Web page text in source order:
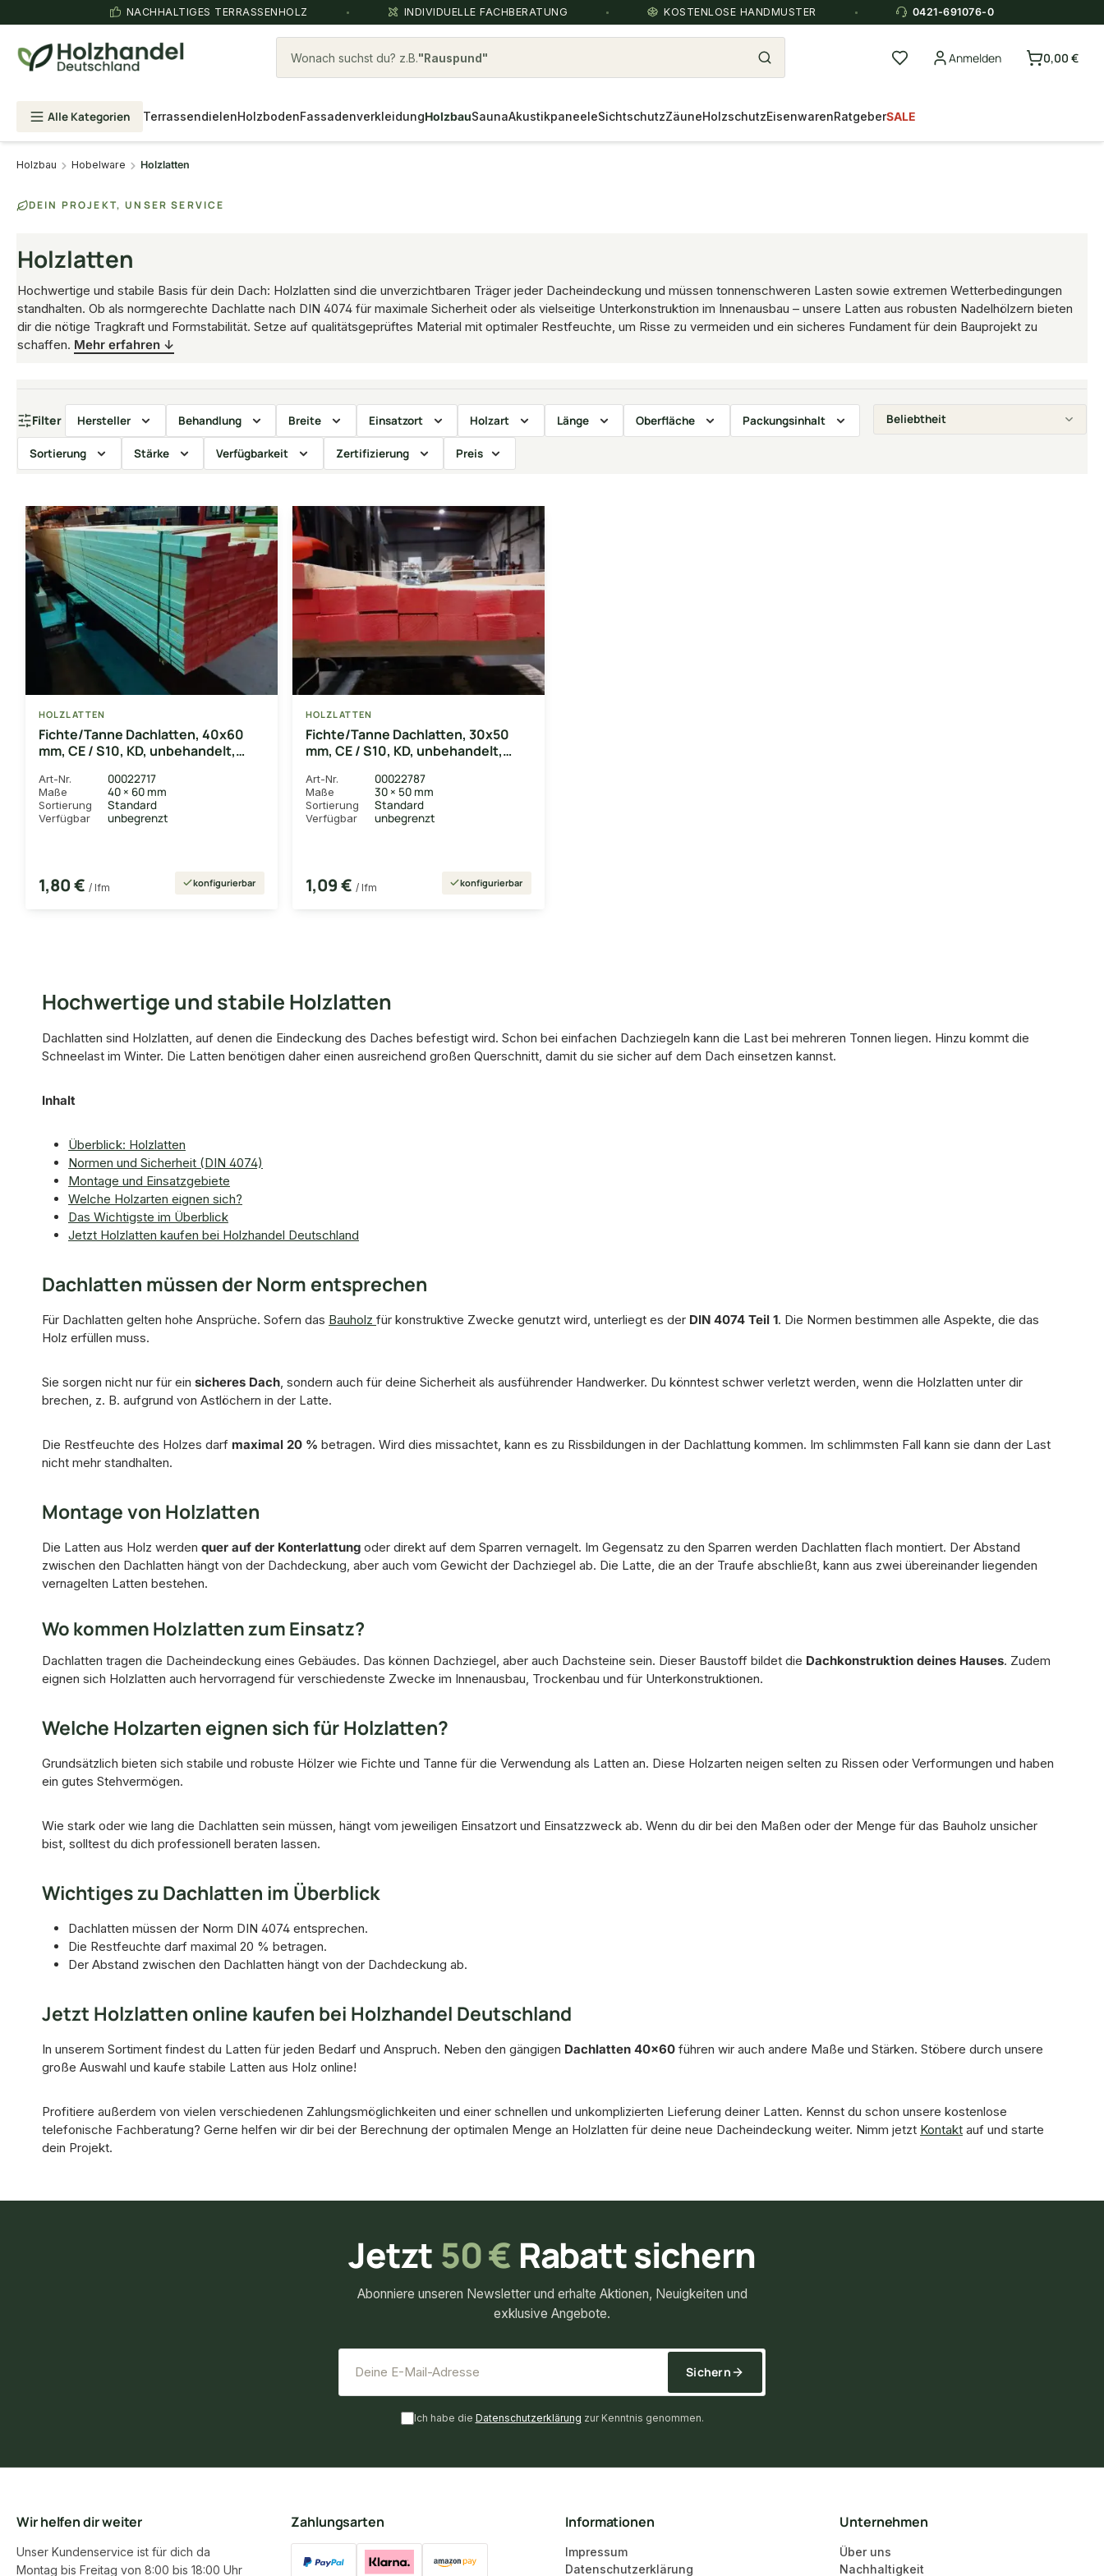
NACHHALTIGES TERRASSENHOLZ INDIVIDUELLE FACHBERATUNG KOSTENLOSE HANDMUSTER 0421-691076-0
Wonach suchst du? z.B. Hartholz Terrassendielen hellbraun Anmelden 0,00 €
Alle Kategorien TerrassendielenHolzbodenFassadenverkleidungHolzbauSaunaAkustikpaneeleSichtschutzZäuneHolzschutzEisenwarenRatgeberSALE
Holzbau Hobelware Holzlatten
DEIN PROJEKT, UNSER SERVICE
Holzlatten
Hochwertige und stabile Basis für dein Dach: Holzlatten sind die unverzichtbaren Träger jeder Dacheindeckung und müssen tonnenschweren Lasten sowie extremen Wetterbedingungen
standhalten. Ob als normgerechte Dachlatte nach DIN 4074 für maximale Sicherheit oder als vielseitige Unterkonstruktion im Innenausbau – unsere Latten aus robusten Nadelhölzern bieten
dir die nötige Tragkraft und Formstabilität. Setze auf qualitätsgeprüftes Material mit optimaler Restfeuchte, um Risse zu vermeiden und ein sicheres Fundament für dein Bauprojekt zu
schaffen. Mehr erfahren ↓
Filter Hersteller Behandlung Breite Einsatzort Holzart Länge Oberfläche Packungsinhalt
Sortierung Stärke Verfügbarkeit Zertifizierung Preis
HOLZLATTEN
Fichte/Tanne Dachlatten, 40x60
mm, CE / S10, KD, unbehandelt,
Art-Nr. 00022717
Maße 40 × 60 mm
Sortierung Standard
Verfügbar unbegrenzt
1,80 € / lfm konfigurierbar
HOLZLATTEN
Fichte/Tanne Dachlatten, 30x50
mm, CE / S10, KD, unbehandelt,
Art-Nr. 00022787
Maße 30 × 50 mm
Sortierung Standard
Verfügbar unbegrenzt
1,09 € / lfm konfigurierbar
Hochwertige und stabile Holzlatten
Dachlatten sind Holzlatten, auf denen die Eindeckung des Daches befestigt wird. Schon bei einfachen Dachziegeln kann die Last bei mehreren Tonnen liegen. Hinzu kommt die
Schneelast im Winter. Die Latten benötigen daher einen ausreichend großen Querschnitt, damit du sie sicher auf dem Dach einsetzen kannst.
Inhalt
Überblick: Holzlatten
Normen und Sicherheit (DIN 4074)
Montage und Einsatzgebiete
Welche Holzarten eignen sich?
Das Wichtigste im Überblick
Jetzt Holzlatten kaufen bei Holzhandel Deutschland
Dachlatten müssen der Norm entsprechen
Für Dachlatten gelten hohe Ansprüche. Sofern das Bauholz für konstruktive Zwecke genutzt wird, unterliegt es der DIN 4074 Teil 1. Die Normen bestimmen alle Aspekte, die das
Holz erfüllen muss.
Sie sorgen nicht nur für ein sicheres Dach , sondern auch für deine Sicherheit als ausführender Handwerker. Du könntest schwer verletzt werden, wenn die Holzlatten unter dir
brechen, z. B. aufgrund von Astlöchern in der Latte.
Die Restfeuchte des Holzes darf maximal 20 % betragen. Wird dies missachtet, kann es zu Rissbildungen in der Dachlattung kommen. Im schlimmsten Fall kann sie dann der Last
nicht mehr standhalten.
Montage von Holzlatten
Die Latten aus Holz werden quer auf der Konterlattung oder direkt auf dem Sparren vernagelt. Im Gegensatz zu den Sparren werden Dachlatten flach montiert. Der Abstand
zwischen den Dachlatten hängt von der Dachdeckung, aber auch vom Gewicht der Dachziegel ab. Die Latte, die an der Traufe abschließt, kann aus zwei übereinander liegenden
vernagelten Latten bestehen.
Wo kommen Holzlatten zum Einsatz?
Dachlatten tragen die Dacheindeckung eines Gebäudes. Das können Dachziegel, aber auch Dachsteine sein. Dieser Baustoff bildet die Dachkonstruktion deines Hauses. Zudem
eignen sich Holzlatten auch hervorragend für verschiedenste Zwecke im Innenausbau, Trockenbau und für Unterkonstruktionen.
Welche Holzarten eignen sich für Holzlatten?
Grundsätzlich bieten sich stabile und robuste Hölzer wie Fichte und Tanne für die Verwendung als Latten an. Diese Holzarten neigen selten zu Rissen oder Verformungen und haben
ein gutes Stehvermögen.
Wie stark oder wie lang die Dachlatten sein müssen, hängt vom jeweiligen Einsatzort und Einsatzzweck ab. Wenn du dir bei den Maßen oder der Menge für das Bauholz unsicher
bist, solltest du dich professionell beraten lassen.
Wichtiges zu Dachlatten im Überblick
Dachlatten müssen der Norm DIN 4074 entsprechen.
Die Restfeuchte darf maximal 20 % betragen.
Der Abstand zwischen den Dachlatten hängt von der Dachdeckung ab.
Jetzt Holzlatten online kaufen bei Holzhandel Deutschland
In unserem Sortiment findest du Latten für jeden Bedarf und Anspruch. Neben den gängigen Dachlatten 40x60 führen wir auch andere Maße und Stärken. Stöbere durch unsere
große Auswahl und kaufe stabile Latten aus Holz online!
Profitiere außerdem von vielen verschiedenen Zahlungsmöglichkeiten und einer schnellen und unkomplizierten Lieferung deiner Latten. Kennst du schon unsere kostenlose
telefonische Fachberatung? Gerne helfen wir dir bei der Berechnung der optimalen Menge an Holzlatten für deine neue Dacheindeckung weiter. Nimm jetzt Kontakt auf und starte
dein Projekt.
Jetzt 50 € Rabatt sichern
Abonniere unseren Newsletter und erhalte Aktionen, Neuigkeiten und
exklusive Angebote.
Sichern
Ich habe die Datenschutzerklärung zur Kenntnis genommen.
Wir helfen dir weiter
Unser Kundenservice ist für dich da
Montag bis Freitag von 8:00 bis 18:00 Uhr
Zahlungsarten Informationen
Impressum
Datenschutzerklärung
Unternehmen
Über uns
Nachhaltigkeit